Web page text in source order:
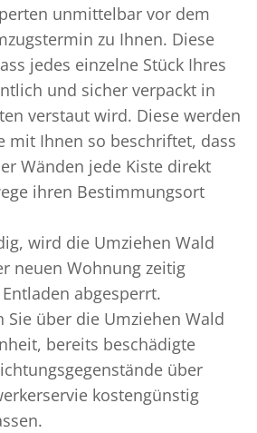
unmittelbar vor dem
zu Ihnen. Diese
jedes einzelne Stück Ihres
und sicher verpackt in
verstaut wird. Diese werden
mit Ihnen so beschriftet, dass
Wänden jede Kiste direkt
ihren Bestimmungsort
wird die Umziehen Wald
neuen Wohnung zeitig
abgesperrt.
Sie über die Umziehen Wald
bereits beschädigte
über
kostengünstig